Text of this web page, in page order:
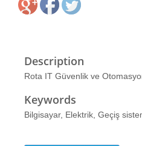
Description
Rota IT Güvenlik ve
Keywords
Bilgisayar, Elektrik, Geçiş